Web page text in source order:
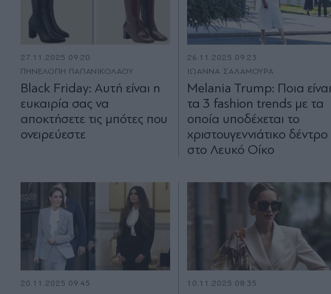
27.11.2025 09:20
ΠΗΝΕΛΟΠΗ ΠΑΠΑΝΙΚΟΛΑΟΥ
Black Friday: Αυτή είναι η
ευκαιρία σας να
αποκτήσετε τις μπότες που
ονειρεύεστε
26.11.2025 09:23
ΙΩΑΝΝΑ ΣΑΛΑΜΟΥΡΑ
Melania Trump: Ποια είναι
τα 3 fashion trends με τα
οποία υποδέχεται το
χριστουγεννιάτικο δέντρο
στο Λευκό Οίκο
20.11.2025 09:45
10.11.2025 08:35